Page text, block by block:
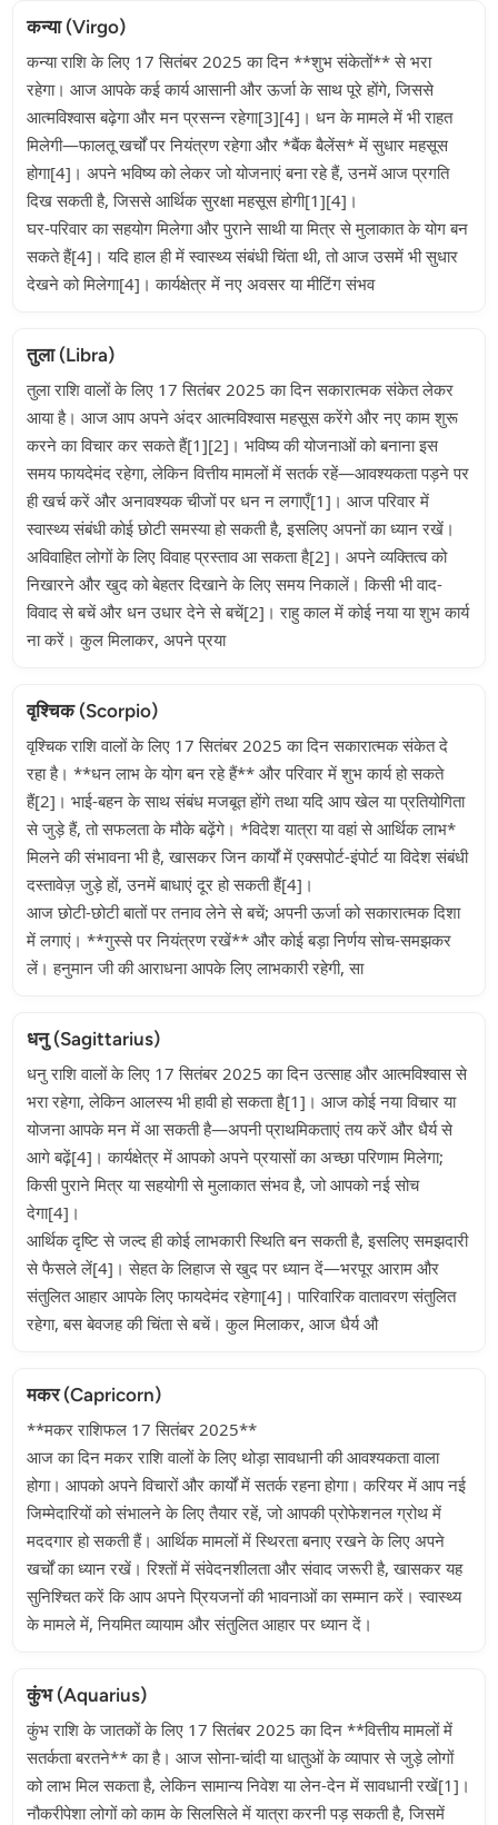
कन्या (Virgo)
कन्या राशि के लिए 17 सितंबर 2025 का दिन **शुभ संकेतों** से भरा
रहेगा। आज आपके कई कार्य आसानी और ऊर्जा के साथ पूरे होंगे, जिससे
आत्मविश्वास बढ़ेगा और मन प्रसन्न रहेगा[3][4]। धन के मामले में भी राहत
मिलेगी—फालतू खर्चों पर नियंत्रण रहेगा और *बैंक बैलेंस* में सुधार महसूस
होगा[4]। अपने भविष्य को लेकर जो योजनाएं बना रहे हैं, उनमें आज प्रगति
दिख सकती है, जिससे आर्थिक सुरक्षा महसूस होगी[1][4]।
घर-परिवार का सहयोग मिलेगा और पुराने साथी या मित्र से मुलाकात के योग बन
सकते हैं[4]। यदि हाल ही में स्वास्थ्य संबंधी चिंता थी, तो आज उसमें भी सुधार
देखने को मिलेगा[4]। कार्यक्षेत्र में नए अवसर या मीटिंग संभव
तुला (Libra)
तुला राशि वालों के लिए 17 सितंबर 2025 का दिन सकारात्मक संकेत लेकर
आया है। आज आप अपने अंदर आत्मविश्वास महसूस करेंगे और नए काम शुरू
करने का विचार कर सकते हैं[1][2]। भविष्य की योजनाओं को बनाना इस
समय फायदेमंद रहेगा, लेकिन वित्तीय मामलों में सतर्क रहें—आवश्यकता पड़ने पर
ही खर्च करें और अनावश्यक चीजों पर धन न लगाएँ[1]। आज परिवार में
स्वास्थ्य संबंधी कोई छोटी समस्या हो सकती है, इसलिए अपनों का ध्यान रखें।
अविवाहित लोगों के लिए विवाह प्रस्ताव आ सकता है[2]। अपने व्यक्तित्व को
निखारने और खुद को बेहतर दिखाने के लिए समय निकालें। किसी भी वाद-
विवाद से बचें और धन उधार देने से बचें[2]। राहु काल में कोई नया या शुभ कार्य
ना करें। कुल मिलाकर, अपने प्रया
वृश्चिक (Scorpio)
वृश्चिक राशि वालों के लिए 17 सितंबर 2025 का दिन सकारात्मक संकेत दे
रहा है। **धन लाभ के योग बन रहे हैं** और परिवार में शुभ कार्य हो सकते
हैं[2]। भाई-बहन के साथ संबंध मजबूत होंगे तथा यदि आप खेल या प्रतियोगिता
से जुड़े हैं, तो सफलता के मौके बढ़ेंगे। *विदेश यात्रा या वहां से आर्थिक लाभ*
मिलने की संभावना भी है, खासकर जिन कार्यों में एक्सपोर्ट-इंपोर्ट या विदेश संबंधी
दस्तावेज़ जुड़े हों, उनमें बाधाएं दूर हो सकती हैं[4]।
आज छोटी-छोटी बातों पर तनाव लेने से बचें; अपनी ऊर्जा को सकारात्मक दिशा
में लगाएं। **गुस्से पर नियंत्रण रखें** और कोई बड़ा निर्णय सोच-समझकर
लें। हनुमान जी की आराधना आपके लिए लाभकारी रहेगी, सा
धनु (Sagittarius)
धनु राशि वालों के लिए 17 सितंबर 2025 का दिन उत्साह और आत्मविश्वास से
भरा रहेगा, लेकिन आलस्य भी हावी हो सकता है[1]। आज कोई नया विचार या
योजना आपके मन में आ सकती है—अपनी प्राथमिकताएं तय करें और धैर्य से
आगे बढ़ें[4]। कार्यक्षेत्र में आपको अपने प्रयासों का अच्छा परिणाम मिलेगा;
किसी पुराने मित्र या सहयोगी से मुलाकात संभव है, जो आपको नई सोच
देगा[4]।
आर्थिक दृष्टि से जल्द ही कोई लाभकारी स्थिति बन सकती है, इसलिए समझदारी
से फैसले लें[4]। सेहत के लिहाज से खुद पर ध्यान दें—भरपूर आराम और
संतुलित आहार आपके लिए फायदेमंद रहेगा[4]। पारिवारिक वातावरण संतुलित
रहेगा, बस बेवजह की चिंता से बचें। कुल मिलाकर, आज धैर्य औ
मकर (Capricorn)
**मकर राशिफल 17 सितंबर 2025**
आज का दिन मकर राशि वालों के लिए थोड़ा सावधानी की आवश्यकता वाला
होगा। आपको अपने विचारों और कार्यों में सतर्क रहना होगा। करियर में आप नई
जिम्मेदारियों को संभालने के लिए तैयार रहें, जो आपकी प्रोफेशनल ग्रोथ में
मददगार हो सकती हैं। आर्थिक मामलों में स्थिरता बनाए रखने के लिए अपने
खर्चों का ध्यान रखें। रिश्तों में संवेदनशीलता और संवाद जरूरी है, खासकर यह
सुनिश्चित करें कि आप अपने प्रियजनों की भावनाओं का सम्मान करें। स्वास्थ्य
के मामले में, नियमित व्यायाम और संतुलित आहार पर ध्यान दें।
कुंभ (Aquarius)
कुंभ राशि के जातकों के लिए 17 सितंबर 2025 का दिन **वित्तीय मामलों में
सतर्कता बरतने** का है। आज सोना-चांदी या धातुओं के व्यापार से जुड़े लोगों
को लाभ मिल सकता है, लेकिन सामान्य निवेश या लेन-देन में सावधानी रखें[1]।
नौकरीपेशा लोगों को काम के सिलसिले में यात्रा करनी पड़ सकती है, जिसमें